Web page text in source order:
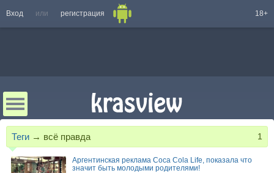
Вход или регистрация 18+
Теги → всё правда 1
Аргентинская реклама Coca Cola Life, показала что
значит быть молодыми родителями!